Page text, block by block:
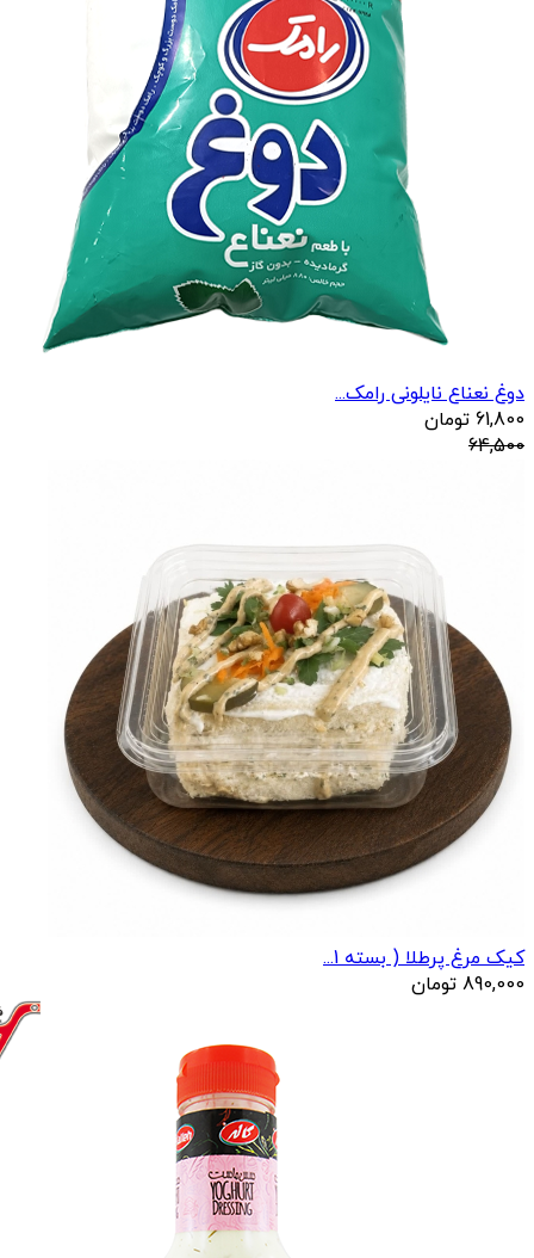
دوغ نعناع نایلونی رامک...
61,800 تومان
64,500
کیک مرغ پرطلا ( بسته 1...
890,000 تومان